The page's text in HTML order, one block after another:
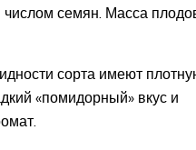
семян. Масса
сорта имеют
«помидорный» вкус и